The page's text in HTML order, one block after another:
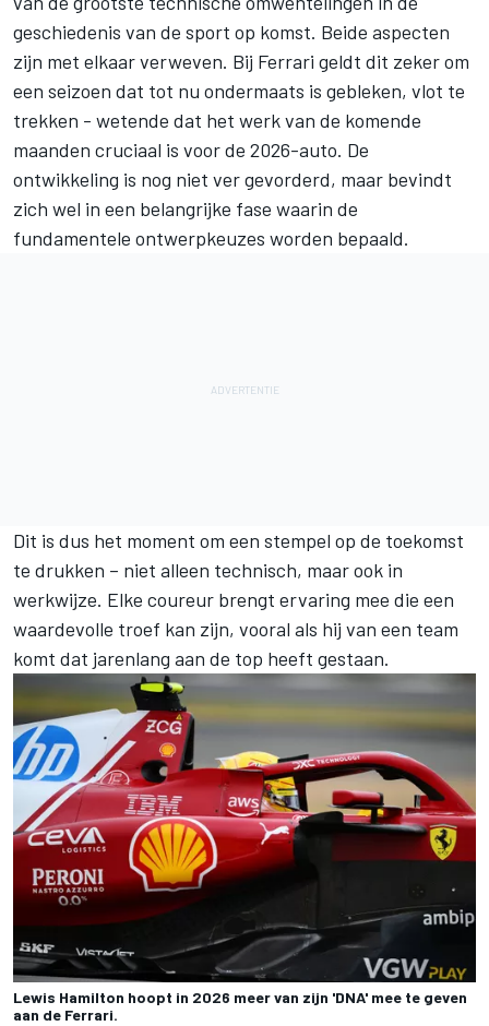
geschiedenis van de sport op komst. Beide aspecten
zijn met elkaar verweven. Bij Ferrari geldt dit zeker om
een seizoen dat tot nu ondermaats is gebleken, vlot te
trekken - wetende dat het werk van de komende
maanden cruciaal is voor de 2026-auto. De
ontwikkeling is nog niet ver gevorderd, maar bevindt
zich wel in een belangrijke fase waarin de
fundamentele ontwerpkeuzes worden bepaald.
Dit is dus het moment om een stempel op de toekomst
te drukken – niet alleen technisch, maar ook in
werkwijze. Elke coureur brengt ervaring mee die een
waardevolle troef kan zijn, vooral als hij van een team
komt dat jarenlang aan de top heeft gestaan.
Lewis Hamilton hoopt in 2026 meer van zijn 'DNA' mee te geven
aan de Ferrari.